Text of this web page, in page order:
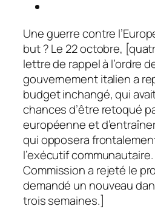
Une guerre contre
but ? Le 22 octobre,
lettre de rappel à l’ordre
gouvernement italien a
budget inchangé, qui
chances d’être retoqué
européenne et
qui opposera
l’exécutif communautaire.
Commission a rejeté le
demandé un nouveau
trois semaines.]